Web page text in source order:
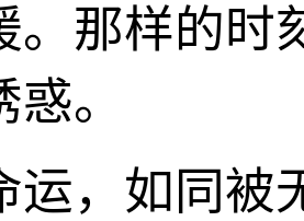
。那样的时
。
运，如同被